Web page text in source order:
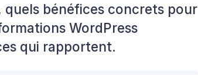
quels bénéfices concrets pour
WordPress
qui rapportent.